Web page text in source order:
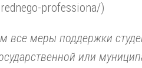
professiona/)
все меры поддержки
или